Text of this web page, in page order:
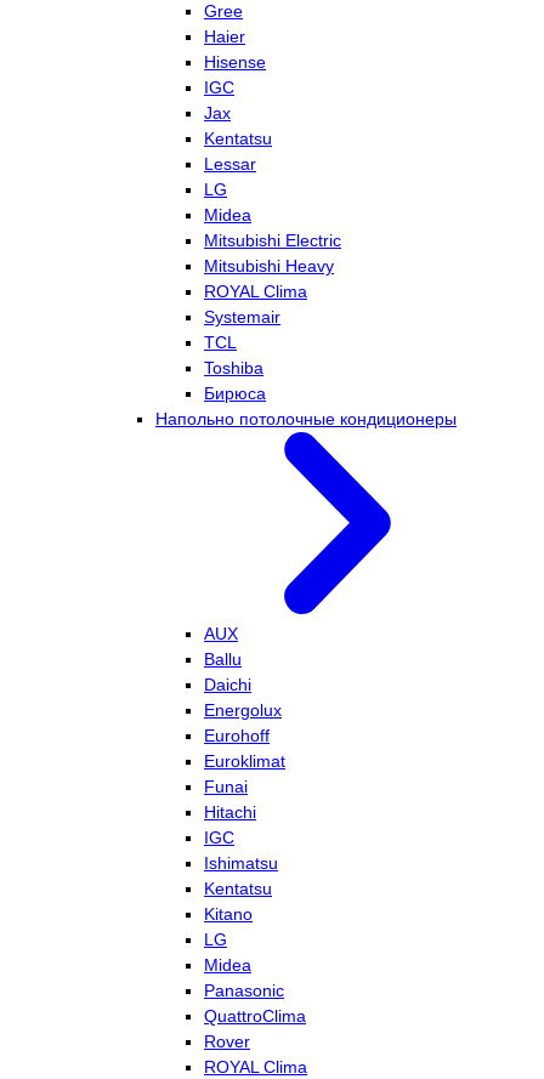
Gree
Haier
Hisense
IGC
Jax
Kentatsu
Lessar
LG
Midea
Mitsubishi Electric
Mitsubishi Heavy
ROYAL Clima
Systemair
TCL
Toshiba
Бирюса
Напольно потолочные кондиционеры
AUX
Ballu
Daichi
Energolux
Eurohoff
Euroklimat
Funai
Hitachi
IGC
Ishimatsu
Kentatsu
Kitano
LG
Midea
Panasonic
QuattroClima
Rover
ROYAL Clima